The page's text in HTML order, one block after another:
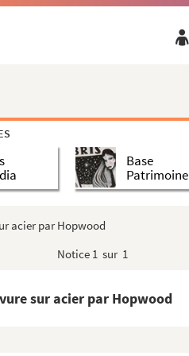
Base
Patrimoine
acier par Hopwood
Notice 1 sur 1
sur acier par Hopwood
duc de Cambray